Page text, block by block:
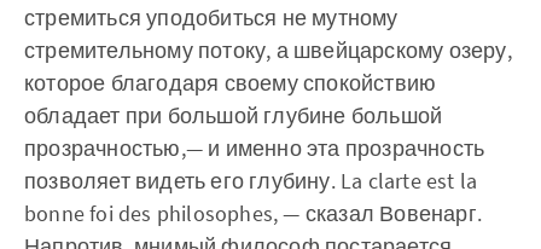
стремиться уподобиться не мутному
стремительному потоку, а швейцарскому озеру,
которое благодаря своему спокойствию
обладает при большой глубине большой
прозрачностью,— и именно эта прозрачность
позволяет видеть его глубину. La clarte est la
bonne foi des philosophes, — сказал Вовенарг.